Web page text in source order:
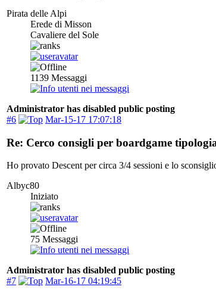
Pirata delle Alpi
Erede di Misson
Cavaliere del Sole
1139 Messaggi
Administrator has disabled public posting
#6
Mar-15-17 17:07:18
Re: Cerco consigli per boardgame
Ho provato Descent per circa 3/4 sessioni e lo
Albyc80
Iniziato
75 Messaggi
Administrator has disabled public posting
#7
Mar-16-17 04:19:45